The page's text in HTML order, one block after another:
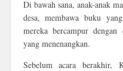
Di bawah sana, anak-anak
desa, membawa buku
mereka bercampur
yang menenangkan.
Sebelum acara berakhir,